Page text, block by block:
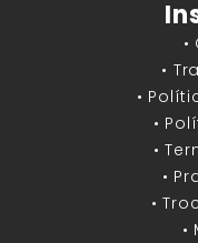
•
•
•
•
•
•
•